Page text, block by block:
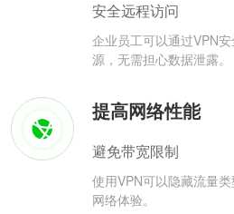
安全远程访问
企业员工可以通过VPN
源，无需担心数据泄露。
提高网络性能
避免带宽限制
使用VPN可以隐藏流量
网络体验。